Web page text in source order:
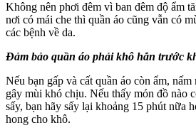
Không nên phơi đêm vì ban đêm độ ẩm
nơi có mái che thì quần áo cũng vẫn có
các bệnh về da.
Đảm bảo quần áo phải khô hẳn trước
Nếu bạn gấp và cất quần áo còn ẩm,
gây mùi khó chịu. Nếu thấy món đồ nào
sấy, bạn hãy sấy lại khoảng 15 phút nữa
hong cho khô.